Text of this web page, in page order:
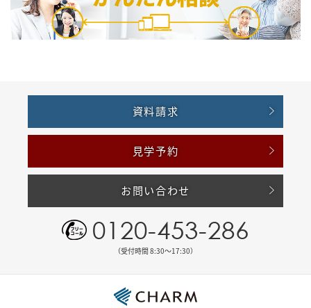
資料請求
見学予約
お問い合わせ
0120-453-286
（受付時間 8:30〜17:30）